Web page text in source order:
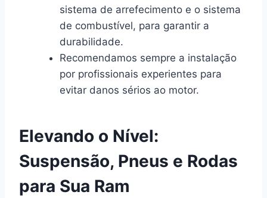
sistema de arrefecimento e o sistema
de combustível, para garantir a
durabilidade.
Recomendamos sempre a instalação
por profissionais experientes para
evitar danos sérios ao motor.
Elevando o Nível:
Suspensão, Pneus e Rodas
para Sua Ram